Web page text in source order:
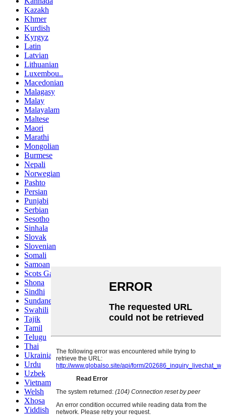
Kazakh
Khmer
Kurdish
Kyrgyz
Latin
Latvian
Lithuanian
Luxembou..
Macedonian
Malagasy
Malay
Malayalam
Maltese
Maori
Marathi
Mongolian
Burmese
Nepali
Norwegian
Pashto
Persian
Punjabi
Serbian
Sesotho
Sinhala
Slovak
Slovenian
Somali
Samoan
Scots Gaelic
Shona
Sindhi
Sundanese
Swahili
Tajik
Tamil
Telugu
Thai
Ukrainian
Urdu
Uzbek
Vietnamese
Welsh
Xhosa
Yiddish